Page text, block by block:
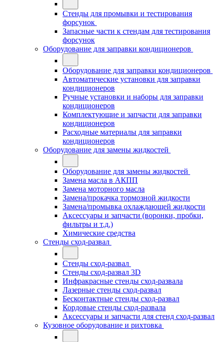
Стенды для промывки и тестирования
форсунок
Запасные части к стендам для тестирования
форсунок
Оборудование для заправки кондиционеров
Оборудование для заправки кондиционеров
Автоматические установки для заправки
кондиционеров
Ручные установки и наборы для заправки
кондиционеров
Комплектующие и запчасти для заправки
кондиционеров
Расходные материалы для заправки
кондиционеров
Оборудование для замены жидкостей
Оборудование для замены жидкостей
Замена масла в АКПП
Замена моторного масла
Замена/прокачка тормозной жидкости
Замена/промывка охлаждающей жидкости
Аксессуары и запчасти (воронки, пробки,
фильтры и т.д.)
Химические средства
Стенды сход-развал
Стенды сход-развал
Стенды сход-развал 3D
Инфракрасные стенды сход-развала
Лазерные стенды сход-развал
Бесконтактные стенды сход-развал
Кордовые стенды сход-развала
Аксессуары и запчасти для стенд сход-развал
Кузовное оборудование и рихтовка